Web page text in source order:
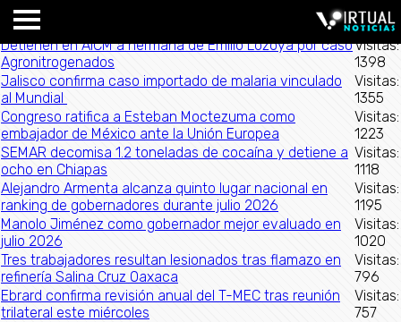
Detienen en AICM a hermana de Emilio Lozoya por caso
Agronitrogenados
Visitas:
1398
Jalisco confirma caso importado de malaria vinculado
al Mundial
Visitas:
1355
Congreso ratifica a Esteban Moctezuma como
embajador de México ante la Unión Europea
Visitas:
1223
SEMAR decomisa 1.2 toneladas de cocaína y detiene a
ocho en Chiapas
Visitas:
1118
Alejandro Armenta alcanza quinto lugar nacional en
ranking de gobernadores durante julio 2026
Visitas:
1195
Manolo Jiménez como gobernador mejor evaluado en
julio 2026
Visitas:
1020
Tres trabajadores resultan lesionados tras flamazo en
refinería Salina Cruz Oaxaca
Visitas:
796
Ebrard confirma revisión anual del T-MEC tras reunión
trilateral este miércoles
Visitas:
757